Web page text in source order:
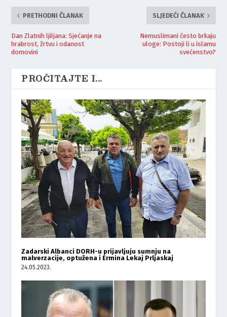
PRETHODNI ČLANAK
Dan Zlatnih ljiljana: Sjećanje na
hrabrost, žrtvu i odanost
domovini
SLJEDEĆI ČLANAK
Nemuslimani često brkaju
uloge: Postoji li u islamu
svećenstvo?
PROČITAJTE I...
Zadarski Albanci DORH-u prijavljuju sumnju na
malverzacije, optužena i Ermina Lekaj Prljaskaj
24.05.2023.